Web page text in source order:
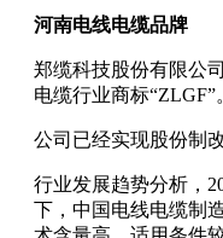
河南电线电缆品牌
郑缆科技股份有限公
电缆行业商标“ZLGF”
公司已经实现股份制
行业发展趋势分析，
下，中国电线电缆制